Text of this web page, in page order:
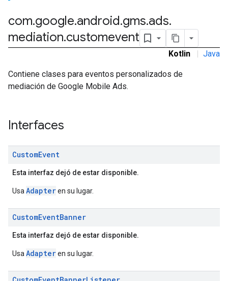
com.google.android.gms.ads.
mediation.customevent
Kotlin | Java
Contiene clases para eventos personalizados de
mediación de Google Mobile Ads.
Interfaces
CustomEvent
Esta interfaz dejó de estar disponible.
Usa Adapteren su lugar.
CustomEventBanner
Esta interfaz dejó de estar disponible.
Usa Adapteren su lugar.